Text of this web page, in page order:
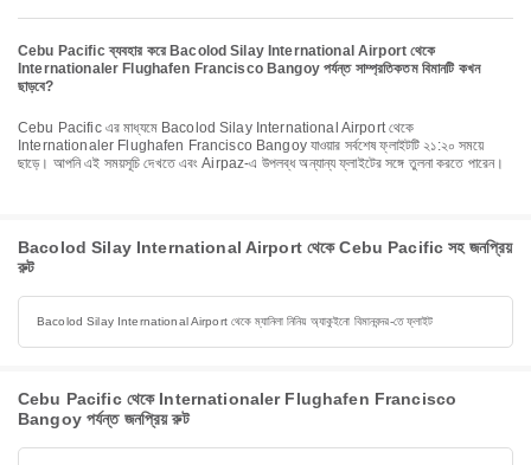
Cebu Pacific ব্যবহার করে Bacolod Silay International Airport থেকে
Internationaler Flughafen Francisco Bangoy পর্যন্ত সাম্প্রতিকতম বিমানটি কখন
ছাড়বে?
Cebu Pacific এর মাধ্যমে Bacolod Silay International Airport থেকে
Internationaler Flughafen Francisco Bangoy যাওয়ার সর্বশেষ ফ্লাইটটি ২১:২০ সময়ে
ছাড়ে। আপনি এই সময়সূচি দেখতে এবং Airpaz-এ উপলব্ধ অন্যান্য ফ্লাইটের সঙ্গে তুলনা করতে পারেন।
Bacolod Silay International Airport থেকে Cebu Pacific সহ জনপ্রিয়
রুট
Bacolod Silay International Airport থেকে ম্যানিলা নিনিয় অ্যাকুইনো বিমানবন্দর-তে ফ্লাইট
Cebu Pacific থেকে Internationaler Flughafen Francisco
Bangoy পর্যন্ত জনপ্রিয় রুট